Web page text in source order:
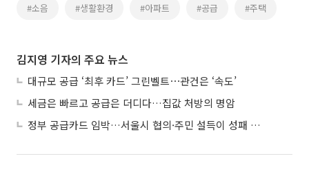
#소음 #생활환경 #아파트 #공급 #주택
김지영 기자의 주요 뉴스
대규모 공급 ‘최후 카드’ 그린벨트⋯관건은 ‘속도’
세금은 빠르고 공급은 더디다…집값 처방의 명암
정부 공급카드 임박…서울시 협의·주민 설득이 성패 가른다